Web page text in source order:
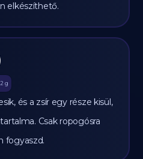
elkészíthető.
g
és a zsír egy része kisül,
Csak ropogósra
fogyaszd.